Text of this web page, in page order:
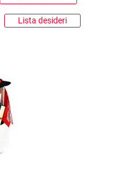
Lista desideri